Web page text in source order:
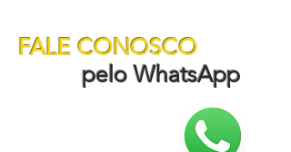
FALE CONOSCO
pelo WhatsApp